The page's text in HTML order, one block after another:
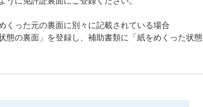
った元の裏面に別々に記載されている場合
態の裏面」を登録し、補助書類に「紙をめくった状態